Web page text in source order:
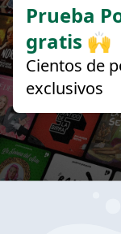
Prueba
gratis 🙌
Cientos de
exclusivos